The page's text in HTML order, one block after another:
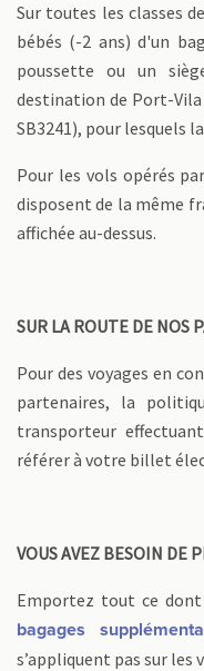
Sur toutes les classes
bébés (-2 ans) d'un
poussette ou un
destination de Port-Vila
SB3241), pour lesquels
Pour les vols opérés
disposent de la même
affichée au-dessus.
SUR LA ROUTE DE NOS
Pour des voyages en
partenaires, la
transporteur
référer à votre billet
VOUS AVEZ BESOIN DE
Emportez tout ce dont
bagages
s’appliquent pas sur les